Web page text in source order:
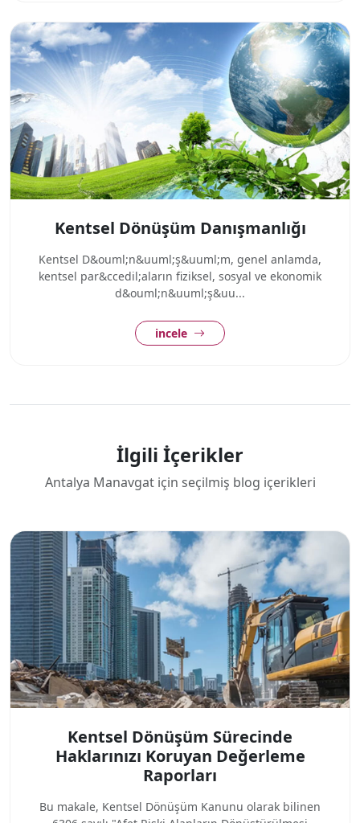
Kentsel Dönüşüm Danışmanlığı
Kentsel D&ouml;n&uuml;ş&uuml;m, genel anlamda,
kentsel par&ccedil;aların fiziksel, sosyal ve ekonomik
d&ouml;n&uuml;ş&uu...
incele
İlgili İçerikler
Antalya Manavgat için seçilmiş blog içerikleri
Kentsel Dönüşüm Sürecinde
Haklarınızı Koruyan Değerleme
Raporları
Bu makale, Kentsel Dönüşüm Kanunu olarak bilinen